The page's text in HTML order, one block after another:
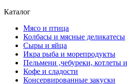
Каталог
Мясо и птица
Колбасы и мясные деликатесы
Сыры и яйца
Икра рыба и морепродукты
Пельмени ,чебуреки, котлеты
Кофе и сладости
Консервированные закуски